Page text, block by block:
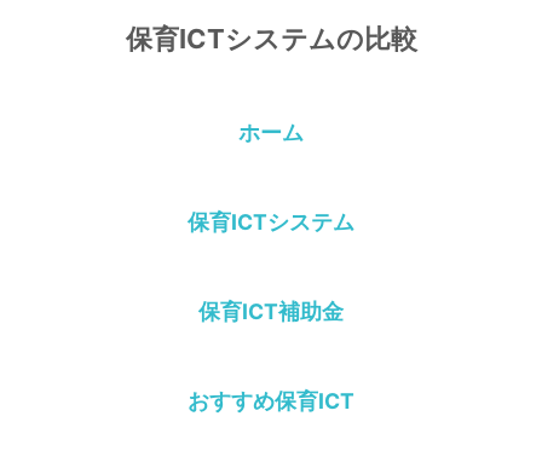
保育ICTシステムの比較
ホーム
保育ICTシステム
保育ICT補助金
おすすめ保育ICT